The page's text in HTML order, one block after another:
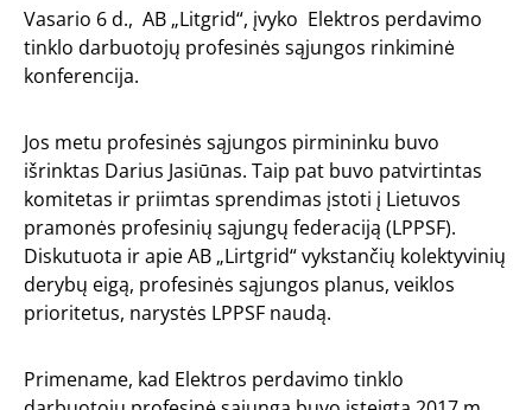
Vasario 6 d., AB „Litgrid“, įvyko Elektros perdavimo
tinklo darbuotojų profesinės sąjungos rinkiminė
konferencija.
Jos metu profesinės sąjungos pirmininku buvo
išrinktas Darius Jasiūnas. Taip pat buvo patvirtintas
komitetas ir priimtas sprendimas įstoti į Lietuvos
pramonės profesinių sąjungų federaciją (LPPSF).
Diskutuota ir apie AB „Lirtgrid“ vykstančių kolektyvinių
derybų eigą, profesinės sąjungos planus, veiklos
prioritetus, narystės LPPSF naudą.
Primename, kad Elektros perdavimo tinklo